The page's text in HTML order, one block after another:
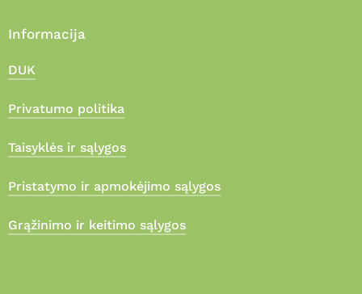
Informacija
DUK
Privatumo politika
Taisyklės ir sąlygos
Pristatymo ir apmokėjimo sąlygos
Grąžinimo ir keitimo sąlygos